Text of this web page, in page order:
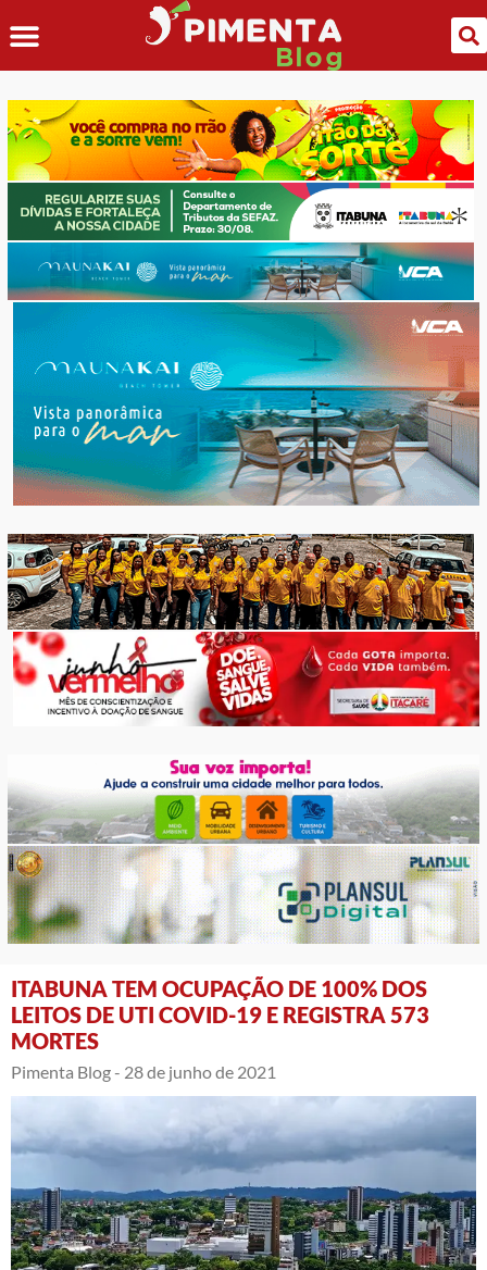
ITABUNA TEM OCUPAÇÃO DE 100% DOS
LEITOS DE UTI COVID-19 E REGISTRA 573
MORTES
Pimenta Blog - 28 de junho de 2021